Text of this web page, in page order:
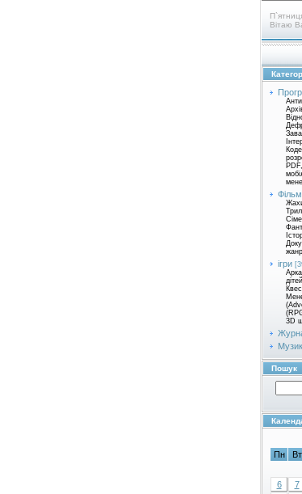
Вітаю
ігри
3D
Пошук
Пн
Вт
6
7